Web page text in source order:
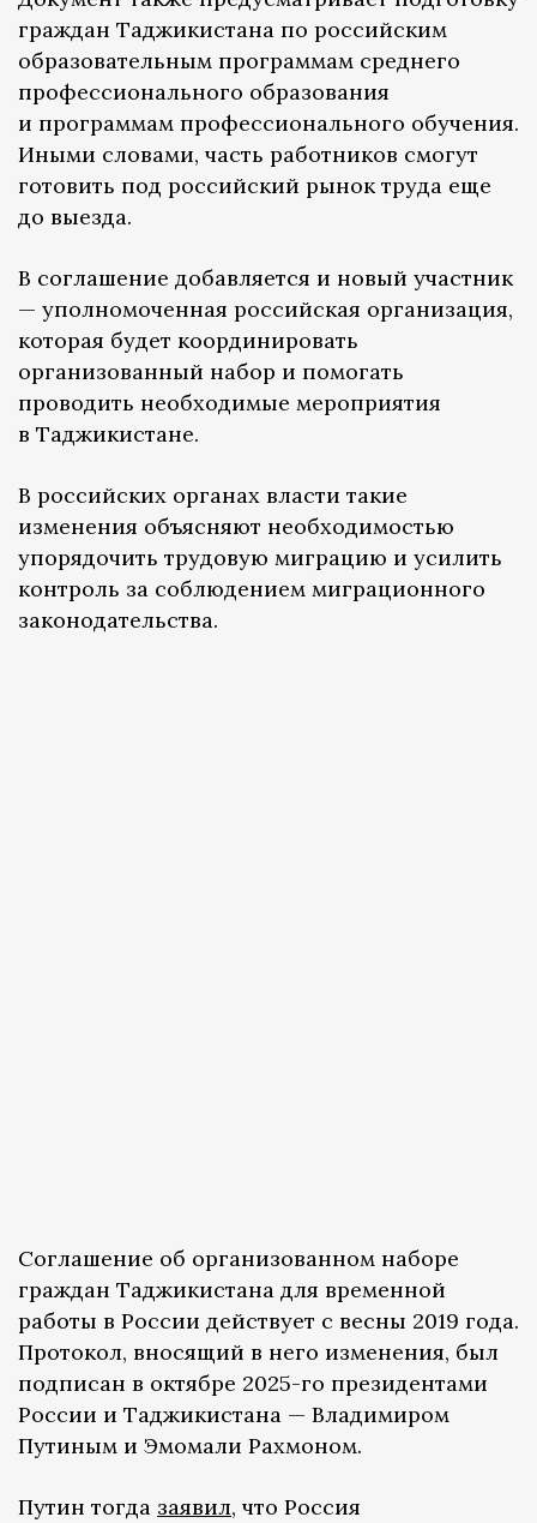
граждан Таджикистана по российским
образовательным программам среднего
профессионального образования
и программам профессионального обучения.
Иными словами, часть работников смогут
готовить под российский рынок труда еще
до выезда.
В соглашение добавляется и новый участник
— уполномоченная российская организация,
которая будет координировать
организованный набор и помогать
проводить необходимые мероприятия
в Таджикистане.
В российских органах власти такие
изменения объясняют необходимостью
упорядочить трудовую миграцию и усилить
контроль за соблюдением миграционного
законодательства.
Соглашение об организованном наборе
граждан Таджикистана для временной
работы в России действует с весны 2019 года.
Протокол, вносящий в него изменения, был
подписан в октябре 2025-го президентами
России и Таджикистана — Владимиром
Путиным и Эмомали Рахмоном.
Путин тогда заявил, что Россия